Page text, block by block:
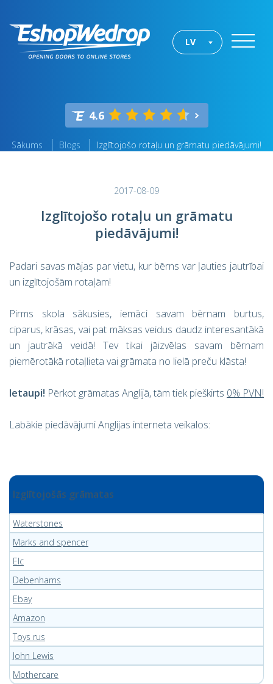
LV
4.6
Sākums Blogs Izglītojošo rotaļu un grāmatu piedāvājumi!
2017-08-09
Izglītojošo rotaļu un grāmatu
piedāvājumi!
Padari savas mājas par vietu, kur bērns var ļauties jautrībai
un izglītojošām rotaļām!
Pirms skola sākusies, iemāci savam bērnam burtus,
ciparus, krāsas, vai pat māksas veidus daudz interesantākā
un jautrākā veidā! Tev tikai jāizvēlas savam bērnam
piemērotākā rotaļlieta vai grāmata no lielā preču klāsta!
Ietaupi! Pērkot grāmatas Anglijā, tām tiek pieškirts 0% PVN!
Labākie piedāvājumi Anglijas interneta veikalos:
Izglītojošās grāmatas
Waterstones
Marks and spencer
Elc
Debenhams
Ebay
Amazon
Toys rus
John Lewis
Mothercare